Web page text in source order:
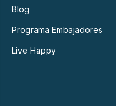
Blog
Programa Embajadores
Live Happy